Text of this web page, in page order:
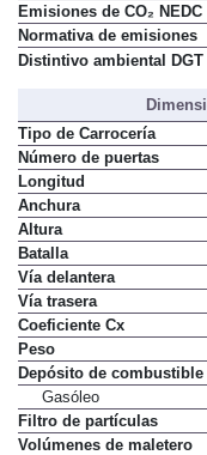
Emisiones de CO₂ NEDC
Normativa de emisiones
Distintivo ambiental DGT
Tipo de Carrocería
Número de puertas
Longitud
Anchura
Altura
Batalla
Vía delantera
Vía trasera
Coeficiente Cx
Peso
Depósito de combustible
Gasóleo
Filtro de partículas
Volúmenes de maletero